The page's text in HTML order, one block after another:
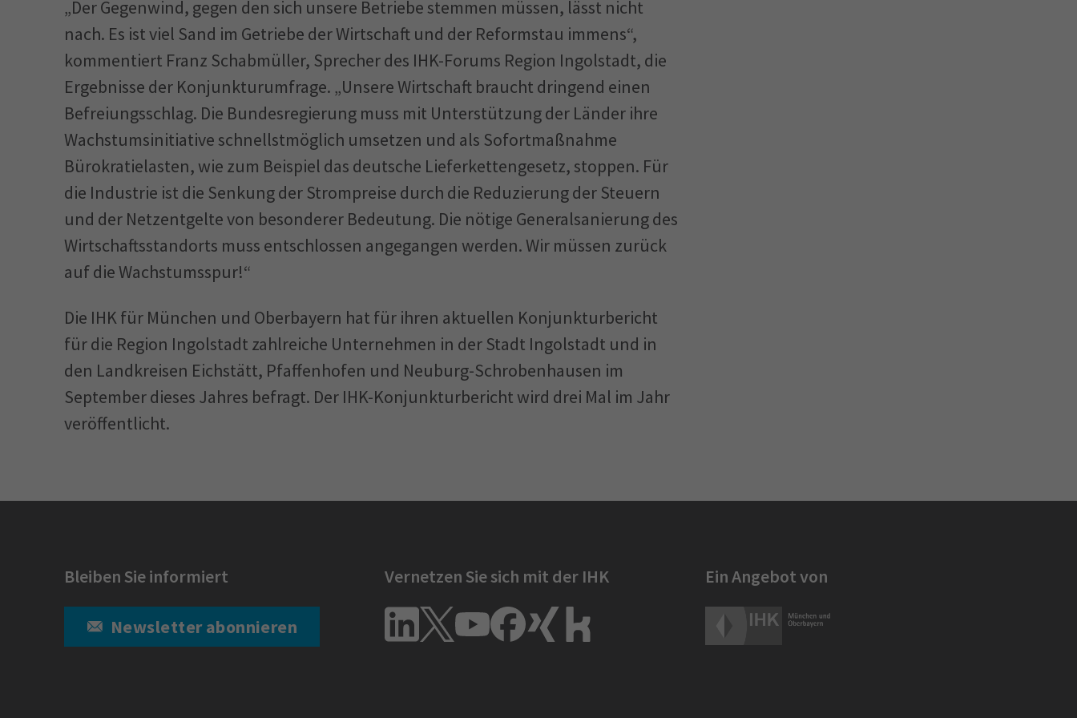
„Der Gegenwind, gegen den sich unsere Betriebe stemmen müssen, lässt nicht
nach. Es ist viel Sand im Getriebe der Wirtschaft und der Reformstau immens“,
kommentiert Franz Schabmüller, Sprecher des IHK-Forums Region Ingolstadt, die
Ergebnisse der Konjunkturumfrage. „Unsere Wirtschaft braucht dringend einen
Befreiungsschlag. Die Bundesregierung muss mit Unterstützung der Länder ihre
Wachstumsinitiative schnellstmöglich umsetzen und als Sofortmaßnahme
Bürokratielasten, wie zum Beispiel das deutsche Lieferkettengesetz, stoppen. Für
die Industrie ist die Senkung der Strompreise durch die Reduzierung der Steuern
und der Netzentgelte von besonderer Bedeutung. Die nötige Generalsanierung des
Wirtschaftsstandorts muss entschlossen angegangen werden. Wir müssen zurück
auf die Wachstumsspur!“
Die IHK für München und Oberbayern hat für ihren aktuellen Konjunkturbericht
für die Region Ingolstadt zahlreiche Unternehmen in der Stadt Ingolstadt und in
den Landkreisen Eichstätt, Pfaffenhofen und Neuburg-Schrobenhausen im
September dieses Jahres befragt. Der IHK-Konjunkturbericht wird drei Mal im Jahr
veröffentlicht.
Bleiben Sie informiert
Newsletter abonnieren
Vernetzen Sie sich mit der IHK Ein Angebot von